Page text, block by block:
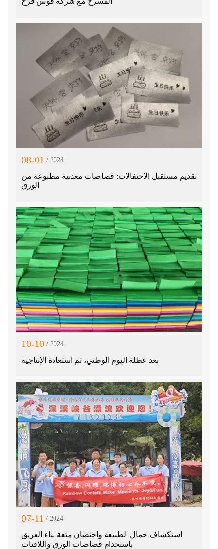
08-01 / 2024
تقديم مستقبل الاحتفالات: قصاصات معدنية مطبوعة من
الورق
10-10 / 2024
بعد عطلة اليوم الوطني، تم استعادة الإنتاجية
07-11 / 2024
استكشاف جمال الطبيعة واحتضان متعة بناء الفريق
باستخدام قصاصات الورق واللافتات